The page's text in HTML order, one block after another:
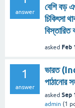
answer
বেশি বড়
চিকিৎসা
বিস্তারিত
asked Feb
1
answer
ভারত
পাঠানোর
asked Sep
admin (1